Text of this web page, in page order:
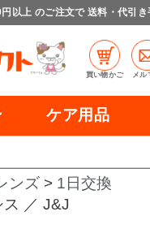
以上 のご注文で 送料・代引き
買い物かご メル
ケア用品
ンズ
1日交換
／ J&J